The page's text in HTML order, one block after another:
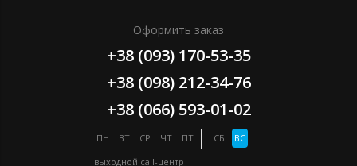
Оформить заказ
+38 (093) 170-53-35
+38 (098) 212-34-76
+38 (066) 593-01-02
ПН ВТ СР ЧТ ПТ СБ
ВС
выходной call-центр